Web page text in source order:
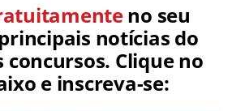
no seu
notícias do
concursos. Clique no
e inscreva-se: